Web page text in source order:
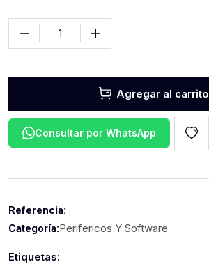
Agregar al carrito
Consultar por WhatsApp
Referencia:
Categoría:Perifericos Y Software
Etiquetas: